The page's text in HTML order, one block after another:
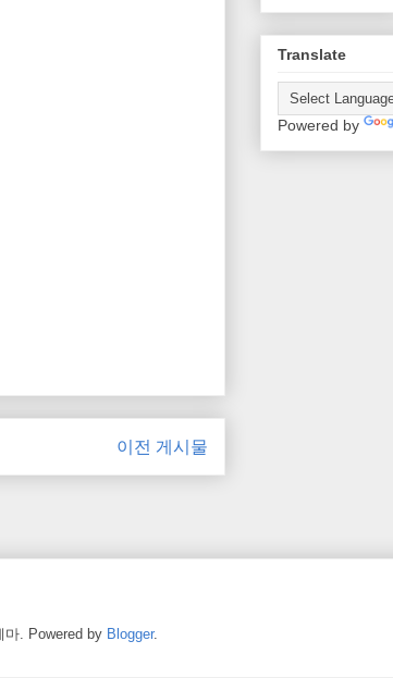
이전 게시물
Translate
Powered by
마. Powered by Blogger.